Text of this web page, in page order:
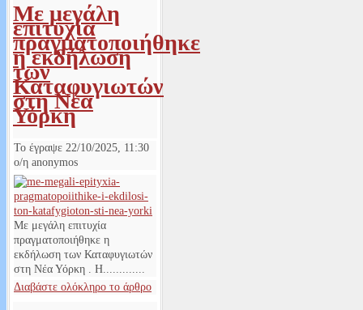
Με μεγάλη
επιτυχία
πραγματοποιήθηκε
η εκδήλωση
των
Καταφυγιωτών
στη Νέα
Υόρκη
Το έγραψε 22/10/2025, 11:30
ο/η anonymos
Με μεγάλη επιτυχία
πραγματοποιήθηκε η
εκδήλωση των Καταφυγιωτών
στη Νέα Υόρκη . Η.............
Διαβάστε ολόκληρο το άρθρο